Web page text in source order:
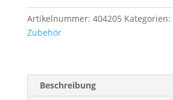
mm
Menge
Artikelnummer: 404205 Kategorien:
Zubehör
Beschreibung